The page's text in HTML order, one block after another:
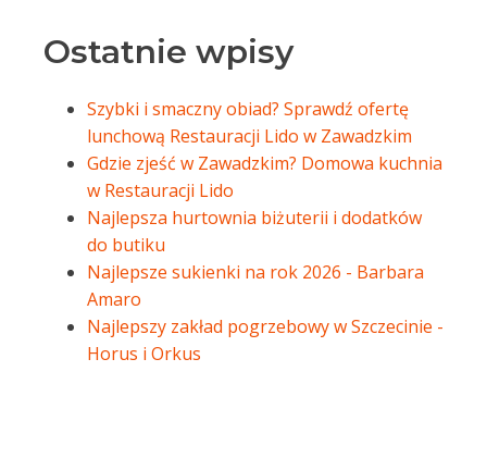
Ostatnie wpisy
Szybki i smaczny obiad? Sprawdź ofertę
lunchową Restauracji Lido w Zawadzkim
Gdzie zjeść w Zawadzkim? Domowa kuchnia
w Restauracji Lido
Najlepsza hurtownia biżuterii i dodatków
do butiku
Najlepsze sukienki na rok 2026 - Barbara
Amaro
Najlepszy zakład pogrzebowy w Szczecinie -
Horus i Orkus